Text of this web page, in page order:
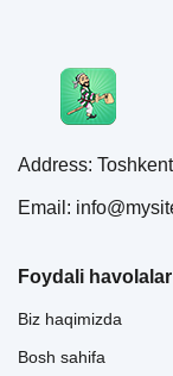
Address:
Email:
Foydali havolalar
Biz haqimizda
Bosh sahifa